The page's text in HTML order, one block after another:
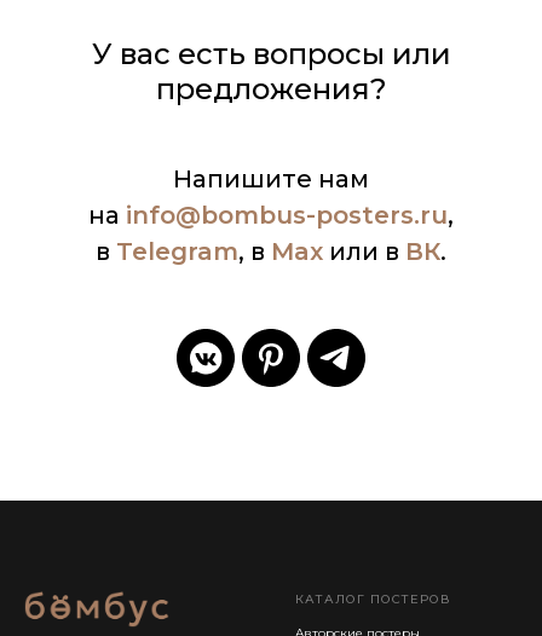
У вас есть вопросы или
предложения?
Напишите нам
на info@bombus-posters.ru,
в Telegram, в Max или в ВК.
КАТАЛОГ ПОСТЕРОВ
Авторские постеры